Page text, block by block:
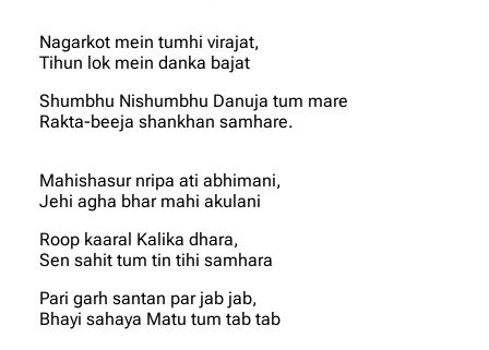
Nagarkot mein tumhi virajat,
Tihun lok mein danka bajat
Shumbhu Nishumbhu Danuja tum mare
Rakta-beeja shankhan samhare.
Mahishasur nripa ati abhimani,
Jehi agha bhar mahi akulani
Roop kaaral Kalika dhara,
Sen sahit tum tin tihi samhara
Pari garh santan par jab jab,
Bhayi sahaya Matu tum tab tab